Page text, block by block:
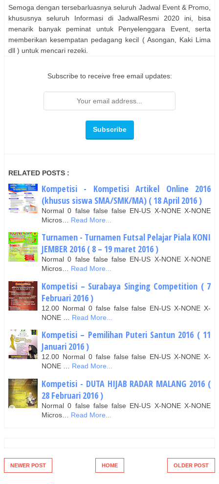
Semoga dengan tersebarluasnya seluruh Jadwal Event & Promo,
khususnya seluruh Informasi di JadwalResmi 2020 ini, bisa
menarik banyak peminat untuk Penyelenggara Event, serta
memberikan kesempatan pedagang kecil ( Asongan, Kaki Lima
dll ) untuk mencari rezeki.
Subscribe to receive free email updates:
RELATED POSTS :
Kompetisi - Kompetisi Artikel Online 2016
(khusus siswa SMA/SMK/MA) ( 18 April 2016 )
Normal 0 false false false EN-US X-NONE X-NONE
Micros…
Read More...
Turnamen - Turnamen Futsal Pelajar Piala KONI
JEMBER 2016 ( 8 – 19 maret 2016 )
Normal 0 false false false EN-US X-NONE X-NONE
Micros… Read More...
Kompetisi – Surabaya Singing Competition ( 7
Februari 2016 )
12.00 Normal 0 false false false EN-US X-NONE X-
NONE …
Read More...
Kompetisi – Pemilihan Puteri Santun 2016 ( 11
Januari 2016 )
12.00 Normal 0 false false false EN-US X-NONE X-
NONE … Read More...
Kompetisi - DUTA HIJAB RADAR MALANG 2016 (
28 Februari 2016 )
Normal 0 false false false EN-US X-NONE X-NONE
Micros…
Read More...
NEWER POST OLDER POST
HOME